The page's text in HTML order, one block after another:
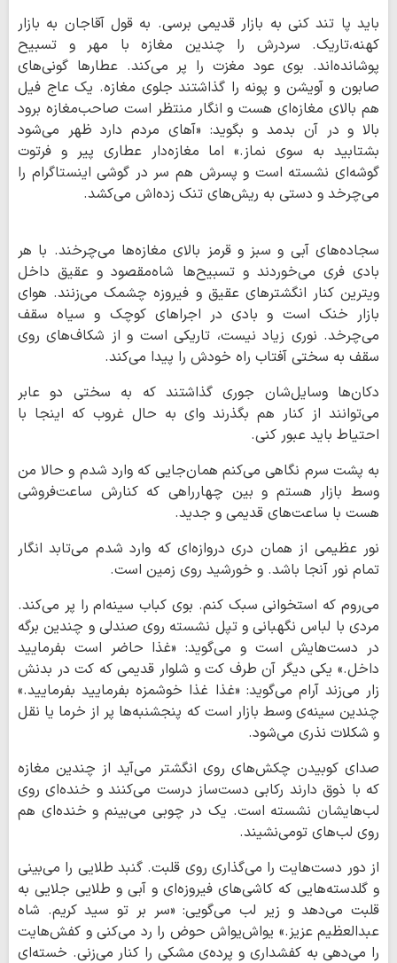
باید پا تند کنی به بازار قدیمی برسی. به قول آقاجان به بازار
کهنه،تاریک. سردرش را چندین مغازه با مهر و تسبیح
پوشانده‌اند. بوی عود مغزت را پر می‌کند. عطارها گونی‌های
صابون و آویشن و پونه را گذاشتند جلوی مغازه. یک عاج فیل
هم بالای مغازه‌ای هست و انگار منتظر است صاحب‌مغازه برود
بالا و در آن بدمد و بگوید: «آهای مردم دارد ظهر می‌شود
بشتابید به سوی نماز.» اما مغازه‌دار عطاری پیر و فرتوت
گوشه‌ای نشسته‌ است و پسرش هم سر در گوشی اینستاگرام را
می‌چرخد و دستی به ریش‌های تنک زده‌اش می‌کشد.
سجاده‌های آبی و سبز و قرمز بالای مغازه‌ها می‌چرخند. با هر
بادی فری می‌خوردند و تسبیح‌ها شاه‌مقصود و عقیق داخل
ویترین کنار انگشترهای عقیق و فیروزه چشمک می‌زنند. هوای
بازار خنک است و بادی در اجراهای کوچک و سیاه سقف
می‌چرخد. نوری زیاد نیست، تاریکی است و از شکاف‌های روی
سقف به سختی آفتاب راه خودش را پیدا می‌کند.
دکان‌ها وسایل‌شان جوری گذاشتند که به سختی دو عابر
می‌توانند از کنار هم بگذرند وای به حال غروب که اینجا با
احتیاط باید عبور کنی.
به پشت سرم نگاهی می‌کنم همان‌جایی که وارد شدم و حالا من
وسط بازار هستم و بین چهارراهی که کنارش ساعت‌فروشی
هست با ساعت‌های قدیمی و جدید.
نور عظیمی از همان دری دروازه‌ای که وارد شدم می‌تابد انگار
تمام نور آنجا باشد. و خورشید روی زمین است.
می‌روم که استخوانی سبک کنم. بوی کباب سینه‌ام را پر می‌کند.
مردی با لباس نگهبانی و تپل نشسته روی صندلی و چندین برگه
در دست‌هایش است و می‌گوید: «غذا حاضر است بفرمایید
داخل.» یکی دیگر آن طرف کت و شلوار قدیمی که کت در بدنش
زار می‌زند آرام می‌گوید: «غذا غذا خوشمزه بفرمایید بفرمایید.»
چندین سینه‌ی وسط بازار است که پنجشنبه‌ها پر از خرما یا نقل
و شکلات نذری می‌شود.
صدای کوبیدن چکش‌های روی انگشتر می‌آید از چندین مغازه
که با ذوق دارند رکابی دست‌ساز درست می‌کنند و خنده‌ای روی
لب‌هایشان نشسته‌ است. یک در چوبی می‌بینم و خنده‌ای هم
روی لب‌های تومی‌نشیند.
از دور دست‌هایت را می‌گذاری روی قلبت. گنبد طلایی را می‌بینی
و گلدسته‌هایی که کاشی‌های فیروزه‌ای و آبی و طلایی جلایی به
قلبت می‌دهد و زیر لب می‌گویی: «سر بر تو سید کریم. شاه
عبدالعظیم عزیز.» یواش‌یواش حوض را رد می‌کنی و کفش‌هایت
را می‌دهی به کفشداری و پرده‌ی مشکی را کنار می‌زنی. خسته‌ای